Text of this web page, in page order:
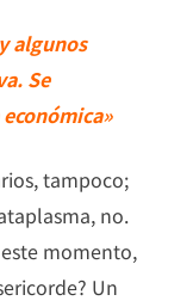
algunos
Se
tampoco;
no.
momento,
Un